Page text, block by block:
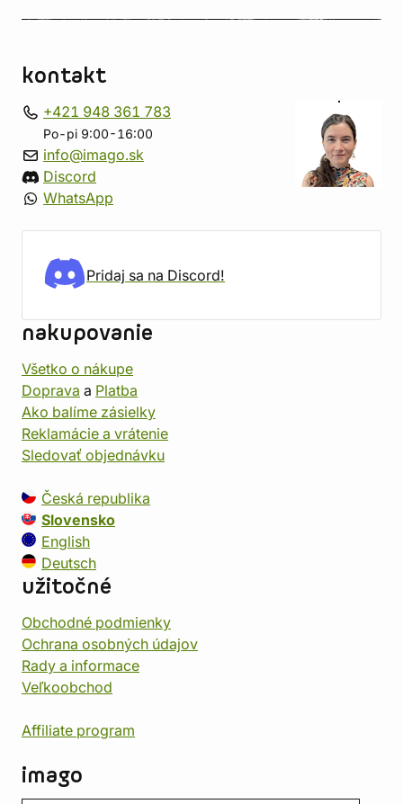
kontakt
+421 948 361 783
Po-pi 9:00-16:00
info@imago.sk
Discord
WhatsApp
Pridaj sa na Discord!
nakupovanie
Všetko o nákupe
Doprava a Platba
Ako balíme zásielky
Reklamácie a vrátenie
Sledovať objednávku
Česká republika
Slovensko
English
Deutsch
užitočné
Obchodné podmienky
Ochrana osobných údajov
Rady a informace
Veľkoobchod
Affiliate program
imago